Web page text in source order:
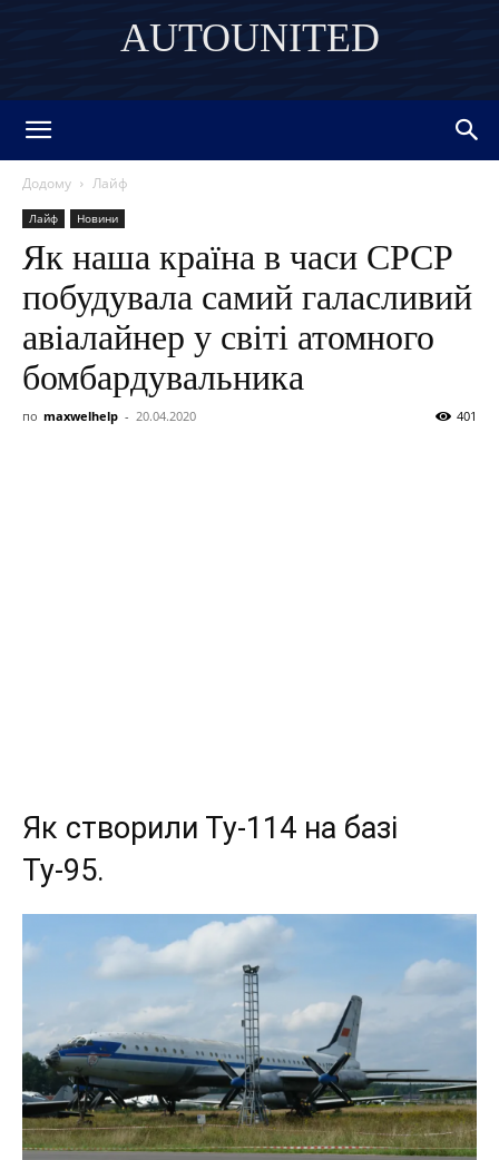
AUTOUNITED
Додому Лайф
Лайф Новини
Як наша країна в часи СРСР
побудувала самий галасливий
авіалайнер у світі атомного
бомбардувальника
по maxwelhelp - 20.04.2020 401
Як створили Ту-114 на базі
Ту-95.